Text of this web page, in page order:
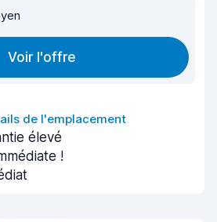
Voir l'offre
de l'emplacement
élevé
!